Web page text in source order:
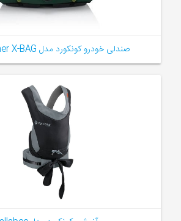
صندلی خودرو کونکورد مدل Transformer X-BAG